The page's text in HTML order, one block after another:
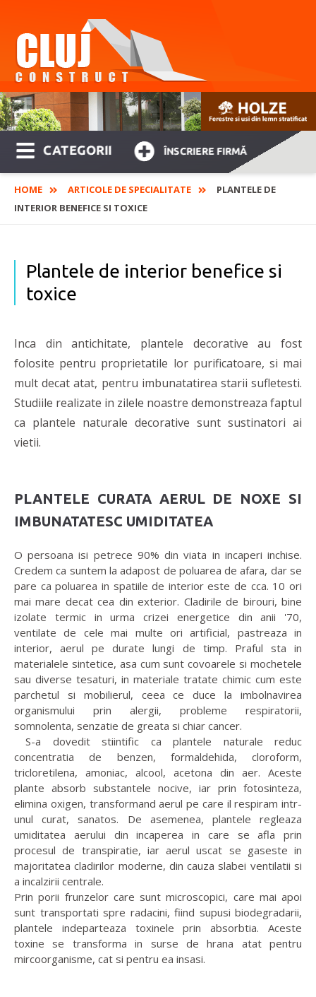
CATEGORII ÎNSCRIERE FIRMĂ
HOME ARTICOLE DE SPECIALITATE
PLANTELE DE
INTERIOR BENEFICE SI TOXICE
Plantele de interior benefice si
toxice
Inca din antichitate, plantele decorative au fost
folosite pentru proprietatile lor purificatoare, si mai
mult decat atat, pentru imbunatatirea starii sufletesti.
Studiile realizate in zilele noastre demonstreaza faptul
ca plantele naturale decorative sunt sustinatori ai
vietii.
PLANTELE CURATA AERUL DE NOXE SI
IMBUNATATESC UMIDITATEA
O persoana isi petrece 90% din viata in incaperi inchise.
Credem ca suntem la adapost de poluarea de afara, dar se
pare ca poluarea in spatiile de interior este de cca. 10 ori
mai mare decat cea din exterior. Cladirile de birouri, bine
izolate termic in urma crizei energetice din anii '70,
ventilate de cele mai multe ori artificial, pastreaza in
interior, aerul pe durate lungi de timp. Praful sta in
materialele sintetice, asa cum sunt covoarele si mochetele
sau diverse tesaturi, in materiale tratate chimic cum este
parchetul si mobilierul, ceea ce duce la imbolnavirea
organismului prin alergii, probleme respiratorii,
somnolenta, senzatie de greata si chiar cancer.
S-a dovedit stiintific ca plantele naturale reduc
concentratia de benzen, formaldehida, cloroform,
tricloretilena, amoniac, alcool, acetona din aer. Aceste
plante absorb substantele nocive, iar prin fotosinteza,
elimina oxigen, transformand aerul pe care il respiram intr-
unul curat, sanatos. De asemenea, plantele regleaza
umiditatea aerului din incaperea in care se afla prin
procesul de transpiratie, iar aerul uscat se gaseste in
majoritatea cladirilor moderne, din cauza slabei ventilatii si
a incalzirii centrale.
Prin porii frunzelor care sunt microscopici, care mai apoi
sunt transportati spre radacini, fiind supusi biodegradarii,
plantele indeparteaza toxinele prin absorbtia. Aceste
toxine se transforma in surse de hrana atat pentru
mircoorganisme, cat si pentru ea insasi.